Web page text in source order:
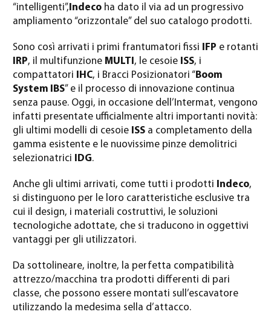
“intelligenti”, Indeco ha dato il via ad un progressivo
ampliamento “orizzontale” del suo catalogo prodotti.
Sono così arrivati i primi frantumatori fissi IFP e rotanti
IRP, il multifunzione MULTI , le cesoie ISS, i
compattatori
IHC, i Bracci Posizionatori “Boom
System IBS” e il processo di innovazione continua
senza pause. Oggi, in occasione dell’Intermat, vengono
infatti presentate ufficialmente altri importanti novità:
gli ultimi modelli di cesoie ISS a completamento della
gamma esistente e le nuovissime pinze demolitrici
selezionatrici
IDG.
Anche gli ultimi arrivati, come tutti i prodotti Indeco,
si distinguono per le loro caratteristiche esclusive tra
cui il design, i materiali costruttivi, le soluzioni
tecnologiche adottate, che si traducono in oggettivi
vantaggi per gli utilizzatori.
Da sottolineare, inoltre, la perfetta compatibilità
attrezzo/macchina tra prodotti differenti di pari
classe, che possono essere montati sull’escavatore
utilizzando la medesima sella d’attacco.